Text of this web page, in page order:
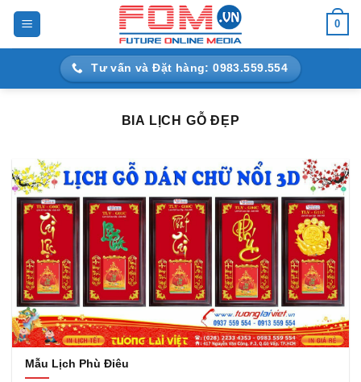
Bỏ
nội
0
Tư vấn và Đặt hàng: 0983.559.554
BIA LỊCH GỖ ĐẸP
Mẫu Lịch Phù Điêu